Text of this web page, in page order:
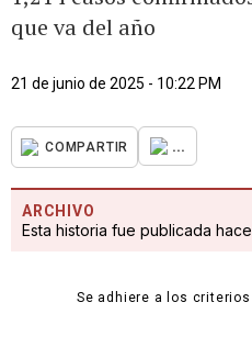
que va del año
21 de junio de 2025 - 10:22 PM
COMPARTIR ...
ARCHIVO
Esta historia fue publicada
Se adhiere a los criterios